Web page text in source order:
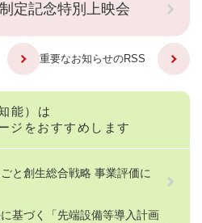
定記念特別上映会
重要なお知らせのRSS
能）は
ジをおすすめします
と創生総合戦略 事業評価に
基づく「先端設備等導入計画